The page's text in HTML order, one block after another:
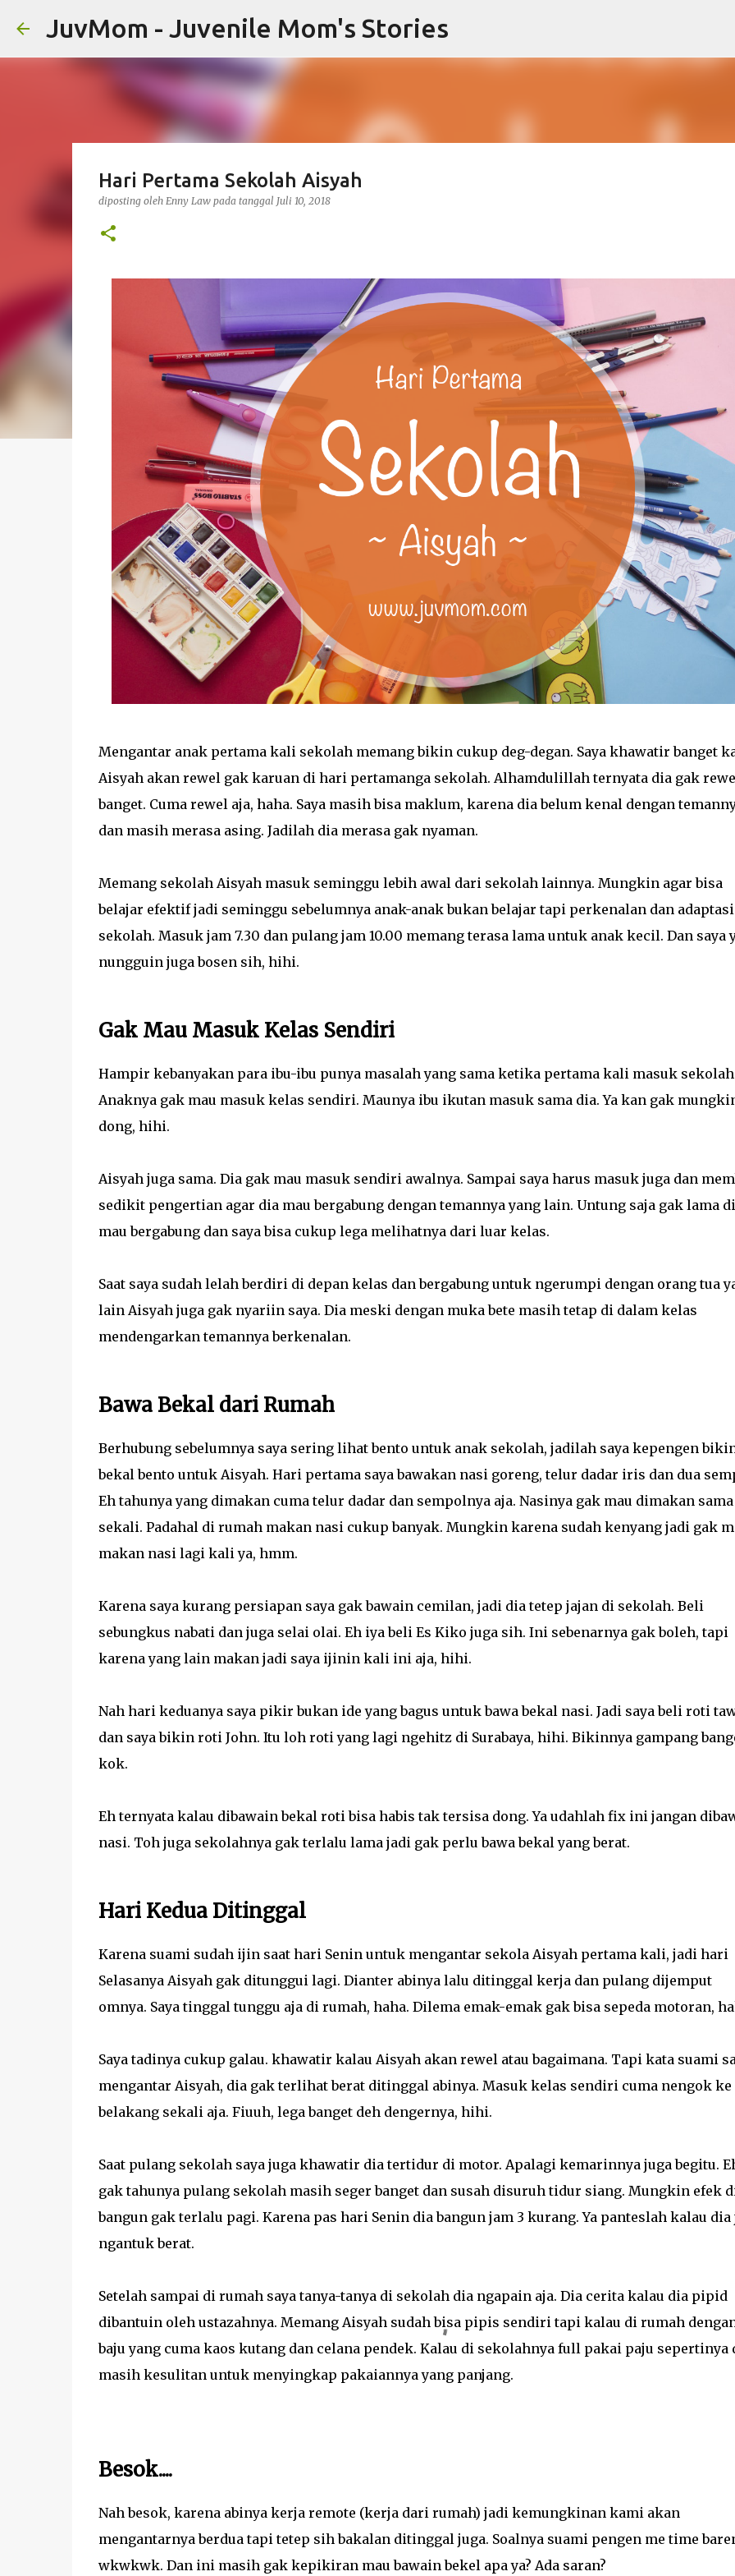
JuvMom - Juvenile Mom's Stories
Hari Pertama Sekolah Aisyah
diposting oleh Enny Law pada tanggal Juli 10, 2018
Mengantar anak pertama kali sekolah memang bikin cukup deg-degan. Saya khawatir banget
Aisyah akan rewel gak karuan di hari pertamanga sekolah. Alhamdulillah ternyata dia gak
banget. Cuma rewel aja, haha. Saya masih bisa maklum, karena dia belum kenal dengan
dan masih merasa asing. Jadilah dia merasa gak nyaman.
Memang sekolah Aisyah masuk seminggu lebih awal dari sekolah lainnya. Mungkin agar bisa
belajar efektif jadi seminggu sebelumnya anak-anak bukan belajar tapi perkenalan dan
sekolah. Masuk jam 7.30 dan pulang jam 10.00 memang terasa lama untuk anak kecil. Dan saya
nungguin juga bosen sih, hihi.
Gak Mau Masuk Kelas Sendiri
Hampir kebanyakan para ibu-ibu punya masalah yang sama ketika pertama kali masuk
Anaknya gak mau masuk kelas sendiri. Maunya ibu ikutan masuk sama dia. Ya kan gak
dong, hihi.
Aisyah juga sama. Dia gak mau masuk sendiri awalnya. Sampai saya harus masuk juga dan
sedikit pengertian agar dia mau bergabung dengan temannya yang lain. Untung saja gak lama
mau bergabung dan saya bisa cukup lega melihatnya dari luar kelas.
Saat saya sudah lelah berdiri di depan kelas dan bergabung untuk ngerumpi dengan orang tua
lain Aisyah juga gak nyariin saya. Dia meski dengan muka bete masih tetap di dalam kelas
mendengarkan temannya berkenalan.
Bawa Bekal dari Rumah
Berhubung sebelumnya saya sering lihat bento untuk anak sekolah, jadilah saya kepengen
bekal bento untuk Aisyah. Hari pertama saya bawakan nasi goreng, telur dadar iris dan dua
Eh tahunya yang dimakan cuma telur dadar dan sempolnya aja. Nasinya gak mau dimakan sama
sekali. Padahal di rumah makan nasi cukup banyak. Mungkin karena sudah kenyang jadi gak
makan nasi lagi kali ya, hmm.
Karena saya kurang persiapan saya gak bawain cemilan, jadi dia tetep jajan di sekolah. Beli
sebungkus nabati dan juga selai olai. Eh iya beli Es Kiko juga sih. Ini sebenarnya gak boleh, tapi
karena yang lain makan jadi saya ijinin kali ini aja, hihi.
Nah hari keduanya saya pikir bukan ide yang bagus untuk bawa bekal nasi. Jadi saya beli roti
dan saya bikin roti John. Itu loh roti yang lagi ngehitz di Surabaya, hihi. Bikinnya gampang
kok.
Eh ternyata kalau dibawain bekal roti bisa habis tak tersisa dong. Ya udahlah fix ini jangan
nasi. Toh juga sekolahnya gak terlalu lama jadi gak perlu bawa bekal yang berat.
Hari Kedua Ditinggal
Karena suami sudah ijin saat hari Senin untuk mengantar sekola Aisyah pertama kali, jadi hari
Selasanya Aisyah gak ditunggui lagi. Dianter abinya lalu ditinggal kerja dan pulang dijemput
omnya. Saya tinggal tunggu aja di rumah, haha. Dilema emak-emak gak bisa sepeda motoran,
Saya tadinya cukup galau. khawatir kalau Aisyah akan rewel atau bagaimana. Tapi kata suami
mengantar Aisyah, dia gak terlihat berat ditinggal abinya. Masuk kelas sendiri cuma nengok ke
belakang sekali aja. Fiuuh, lega banget deh dengernya, hihi.
Saat pulang sekolah saya juga khawatir dia tertidur di motor. Apalagi kemarinnya juga begitu.
gak tahunya pulang sekolah masih seger banget dan susah disuruh tidur siang. Mungkin efek
bangun gak terlalu pagi. Karena pas hari Senin dia bangun jam 3 kurang. Ya panteslah kalau dia
ngantuk berat.
Setelah sampai di rumah saya tanya-tanya di sekolah dia ngapain aja. Dia cerita kalau dia pipid
dibantuin oleh ustazahnya. Memang Aisyah sudah bisa pipis sendiri tapi kalau di rumah
baju yang cuma kaos kutang dan celana pendek. Kalau di sekolahnya full pakai paju sepertinya
masih kesulitan untuk menyingkap pakaiannya yang panjang.
Besok....
Nah besok, karena abinya kerja remote (kerja dari rumah) jadi kemungkinan kami akan
mengantarnya berdua tapi tetep sih bakalan ditinggal juga. Soalnya suami pengen me time
wkwkwk. Dan ini masih gak kepikiran mau bawain bekel apa ya? Ada saran?